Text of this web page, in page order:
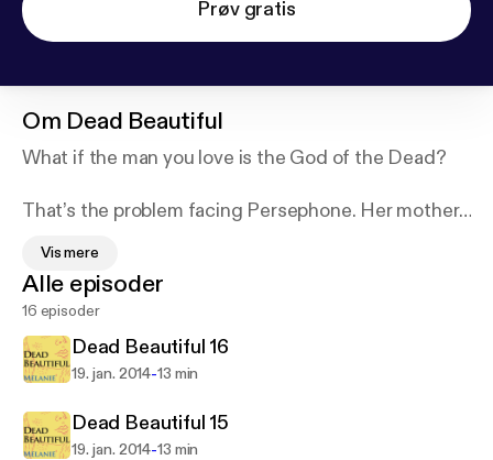
Prøv gratis
Om Dead Beautiful
What if the man you love is the God of the Dead?
That’s the problem facing Persephone. Her mother,
Persephone to marry Darryl, demi-god of home
repairs, and stay close to home. Her father, Zeus,
the top god on Mount Olympus, is a bit grumpy
these days, fed-up with all the demands being
made on him. And Hades, well, now that she’s
expected at all — he’s handsome, smart, sensitive
and witty — in a word, hot.
Vis mere
Alle episoder
16 episoder
Dead Beautiful 16
19. jan. 2014-13 min
Dead Beautiful 15
19. jan. 2014-13 min